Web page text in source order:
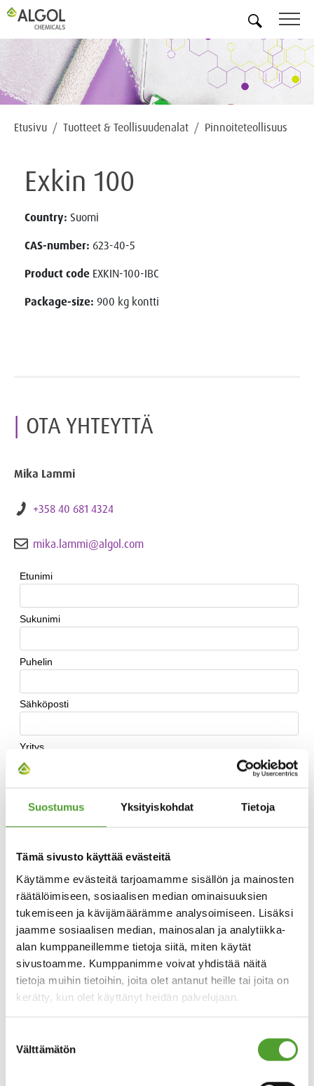
Suostumus Yksityiskohdat Tietoja
Tämä sivusto käyttää evästeitä
Käytämme evästeitä tarjoamamme sisällön ja mainosten
räätälöimiseen, sosiaalisen median ominaisuuksien
tukemiseen ja kävijämäärämme analysoimiseen. Lisäksi
jaamme sosiaalisen median, mainosalan ja analytiikka-
alan kumppaneillemme tietoja siitä, miten käytät
sivustoamme. Kumppanimme voivat yhdistää näitä
tietoja muihin tietoihin, joita olet antanut heille tai joita on
kerätty, kun olet käyttänyt heidän palvelujaan.
valinta
Välttämätön
Etusivu Tuotteet & Teollisuudenalat Pinnoiteteollisuus
Exkin 100
Country: Suomi
CAS-number: 623-40-5
Product code EXKIN-100-IBC
Package-size: 900 kg kontti
OTA YHTEYTTÄ
Mika Lammi
+358 40 681 4324
mika.lammi@algol.com